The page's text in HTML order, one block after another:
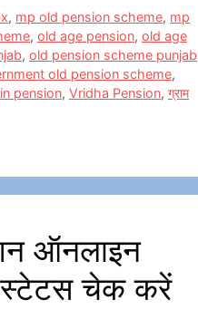
, mp old pension scheme, mp
, old age pension, old age
, old pension scheme punjab
old pension scheme,
pension, Vridha Pension, ग्राम
ऑनलाइन
स्टेटस चेक करें